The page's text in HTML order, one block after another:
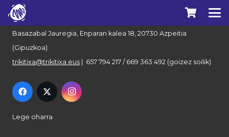
Euskal Herriko Trikitixa Elkartea
Basazabal Jauregia, Enparan kalea 18, 20730 Azpeitia
(Gipuzkoa)
trikitixa@trikitixa.eus | 657 794 217 / 669 363 492 (goizez soilik)
Lege oharra